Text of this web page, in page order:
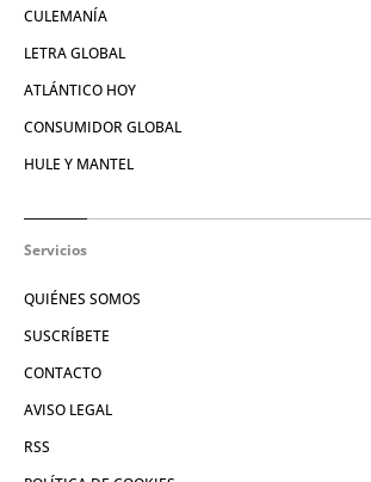
CULEMANÍA
LETRA GLOBAL
ATLÁNTICO HOY
CONSUMIDOR GLOBAL
HULE Y MANTEL
Servicios
QUIÉNES SOMOS
SUSCRÍBETE
CONTACTO
AVISO LEGAL
RSS